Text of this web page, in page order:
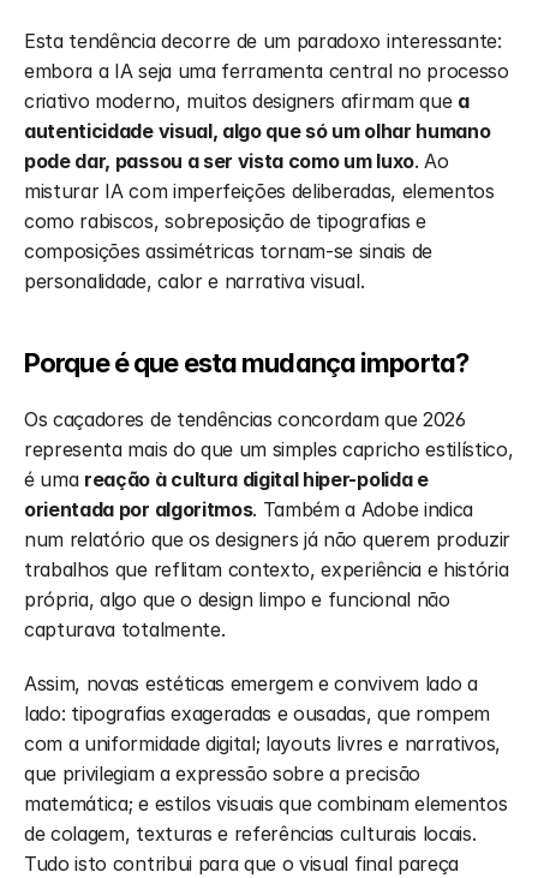
Esta tendência decorre de um paradoxo interessante:
embora a IA seja uma ferramenta central no processo
criativo moderno, muitos designers afirmam que a
autenticidade visual, algo que só um olhar humano
pode dar, passou a ser vista como um luxo. Ao
misturar IA com imperfeições deliberadas, elementos
como rabiscos, sobreposição de tipografias e
composições assimétricas tornam-se sinais de
personalidade, calor e narrativa visual.
Porque é que esta mudança importa?
Os caçadores de tendências concordam que 2026
representa mais do que um simples capricho estilístico,
é uma reação à cultura digital hiper-polida e
orientada por algoritmos. Também a Adobe indica
num relatório que os designers já não querem produzir
trabalhos que reflitam contexto, experiência e história
própria, algo que o design limpo e funcional não
capturava totalmente.
Assim, novas estéticas emergem e convivem lado a
lado: tipografias exageradas e ousadas, que rompem
com a uniformidade digital; layouts livres e narrativos,
que privilegiam a expressão sobre a precisão
matemática; e estilos visuais que combinam elementos
de colagem, texturas e referências culturais locais.
Tudo isto contribui para que o visual final pareça